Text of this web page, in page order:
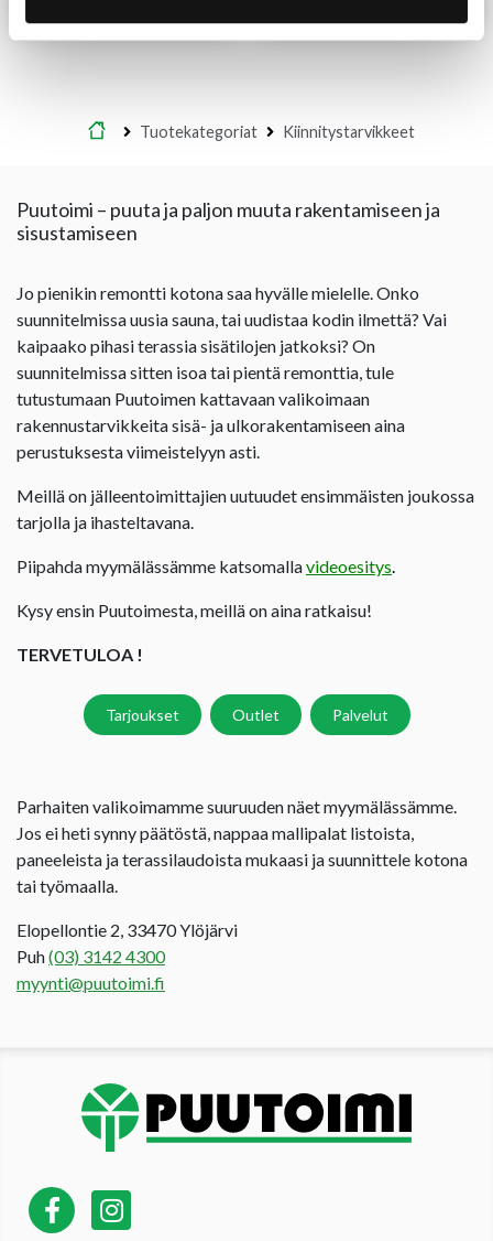
Etusivu
Tuotekategoriat Kiinnitystarvikkeet
Puutoimi – puuta ja paljon muuta rakentamiseen ja
sisustamiseen
Jo pienikin remontti kotona saa hyvälle mielelle. Onko
suunnitelmissa uusia sauna, tai uudistaa kodin ilmettä? Vai
kaipaako pihasi terassia sisätilojen jatkoksi? On
suunnitelmissa sitten isoa tai pientä remonttia, tule
tutustumaan Puutoimen kattavaan valikoimaan
rakennustarvikkeita sisä- ja ulkorakentamiseen aina
perustuksesta viimeistelyyn asti.
Meillä on jälleentoimittajien uutuudet ensimmäisten joukossa
tarjolla ja ihasteltavana.
Piipahda myymälässämme katsomallavideoesitys.
Kysy ensin Puutoimesta, meillä on aina ratkaisu!
TERVETULOA !
Tarjoukset Outlet Palvelut
Parhaiten valikoimamme suuruuden näet myymälässämme.
Jos ei heti synny päätöstä, nappaa mallipalat listoista,
paneeleista ja terassilaudoista mukaasi ja suunnittele kotona
tai työmaalla.
Elopellontie 2, 33470 Ylöjärvi
Puh(03) 3142 4300
myynti@puutoimi.fi